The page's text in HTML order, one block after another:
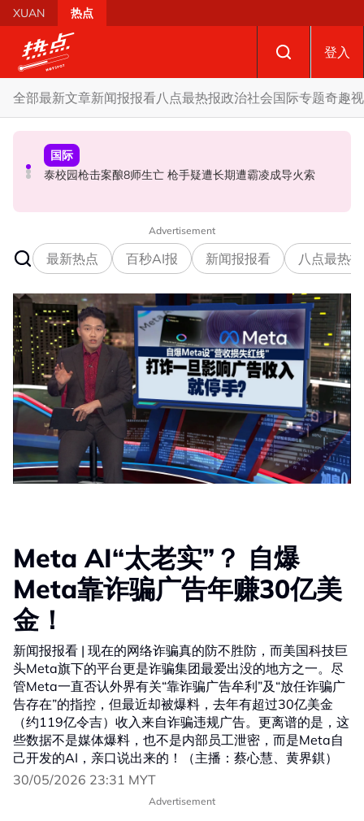
Skip to main content
XUAN 热点
登入
全部最新文章新闻报报看八点最热报政治社会国际专题奇趣
国际
泰校园枪击案酿8师生亡 枪手疑遭长期遭霸凌成导火索
政治
炮轰哈迪不了解章程 阿兹敏：国盟无“自动退盟”规定
政治
促努鲁依莎辞职后勿重返政坛 罗诗雅：给他人机会领导公
Advertisement
最新热点 百秒AI报 新闻报报看 八点最热报
Meta AI“太老实”？ 自爆
Meta靠诈骗广告年赚30亿美
金！
新闻报报看 | 现在的网络诈骗真的防不胜防，而美国科技巨
头Meta旗下的平台更是诈骗集团最爱出没的地方之一。尽
管Meta一直否认外界有关“靠诈骗广告牟利”及“放任诈骗广
告存在”的指控，但最近却被爆料，去年有超过30亿美金
（约119亿令吉）收入来自诈骗违规广告。更离谱的是，这
些数据不是媒体爆料，也不是内部员工泄密，而是Meta自
己开发的AI，亲口说出来的！（主播：蔡心慧、黄界錤）
30/05/2026 23:31 MYT
Advertisement